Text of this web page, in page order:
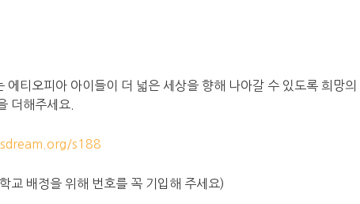
에티오피아 아이들이 더 넓은 세상을 향해 나아갈 수 있도록 희망
더해주세요.
s188
교 배정을 위해 번호를 꼭 기입해 주세요)